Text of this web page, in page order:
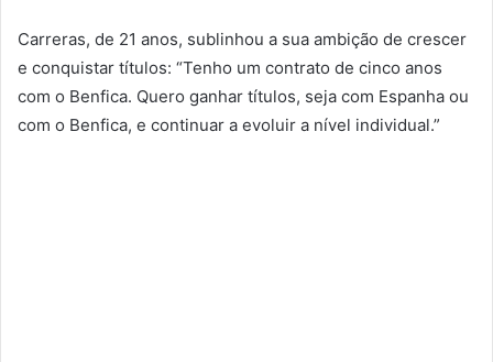
Carreras, de 21 anos, sublinhou a sua ambição de crescer
e conquistar títulos: “Tenho um contrato de cinco anos
com o Benfica. Quero ganhar títulos, seja com Espanha ou
com o Benfica, e continuar a evoluir a nível individual.”